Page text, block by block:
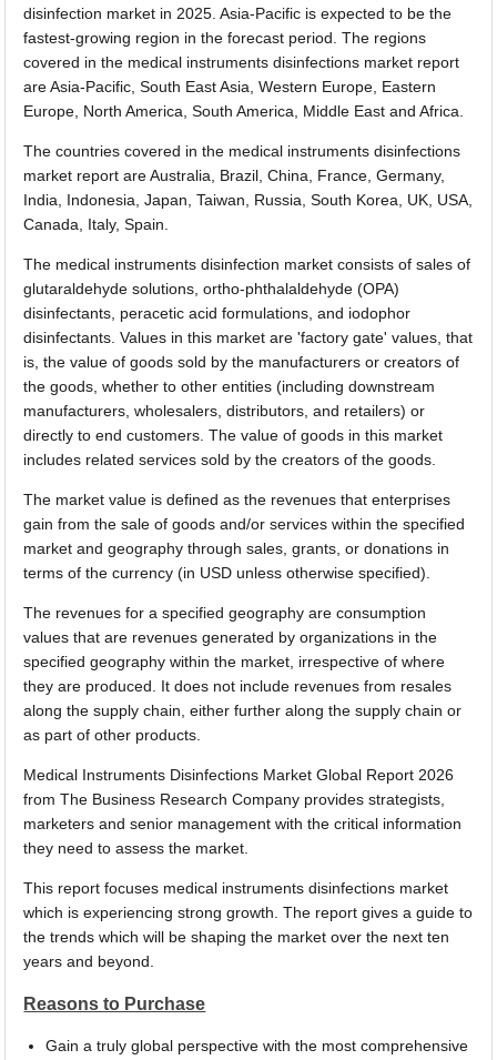
disinfection market in 2025. Asia-Pacific is expected to be the
fastest-growing region in the forecast period. The regions
covered in the medical instruments disinfections market report
are Asia-Pacific, South East Asia, Western Europe, Eastern
Europe, North America, South America, Middle East and Africa.
The countries covered in the medical instruments disinfections
market report are Australia, Brazil, China, France, Germany,
India, Indonesia, Japan, Taiwan, Russia, South Korea, UK, USA,
Canada, Italy, Spain.
The medical instruments disinfection market consists of sales of
glutaraldehyde solutions, ortho-phthalaldehyde (OPA)
disinfectants, peracetic acid formulations, and iodophor
disinfectants. Values in this market are 'factory gate' values, that
is, the value of goods sold by the manufacturers or creators of
the goods, whether to other entities (including downstream
manufacturers, wholesalers, distributors, and retailers) or
directly to end customers. The value of goods in this market
includes related services sold by the creators of the goods.
The market value is defined as the revenues that enterprises
gain from the sale of goods and/or services within the specified
market and geography through sales, grants, or donations in
terms of the currency (in USD unless otherwise specified).
The revenues for a specified geography are consumption
values that are revenues generated by organizations in the
specified geography within the market, irrespective of where
they are produced. It does not include revenues from resales
along the supply chain, either further along the supply chain or
as part of other products.
Medical Instruments Disinfections Market Global Report 2026
from The Business Research Company provides strategists,
marketers and senior management with the critical information
they need to assess the market.
This report focuses medical instruments disinfections market
which is experiencing strong growth. The report gives a guide to
the trends which will be shaping the market over the next ten
years and beyond.
Reasons to Purchase
Gain a truly global perspective with the most comprehensive